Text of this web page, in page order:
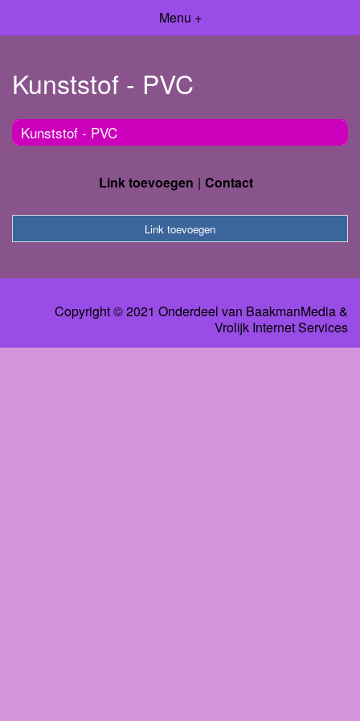
Menu +
Kunststof - PVC
Kunststof - PVC
Link toevoegen Contact
Link toevoegen
Copyright © 2021 Onderdeel van BaakmanMedia&
Vrolijk Internet Services